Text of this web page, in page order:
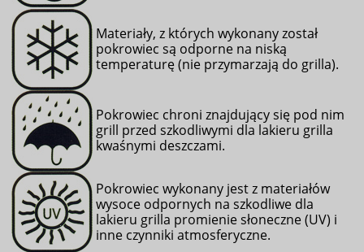
Materiały, z których wykonany został
pokrowiec są odporne na niską
temperaturę (nie przymarzają do grilla).
Pokrowiec chroni znajdujący się pod nim
grill przed szkodliwymi dla lakieru grilla
kwaśnymi deszczami.
Pokrowiec wykonany jest z materiałów
wysoce odpornych na szkodliwe dla
lakieru grilla promienie słoneczne (UV) i
inne czynniki atmosferyczne.